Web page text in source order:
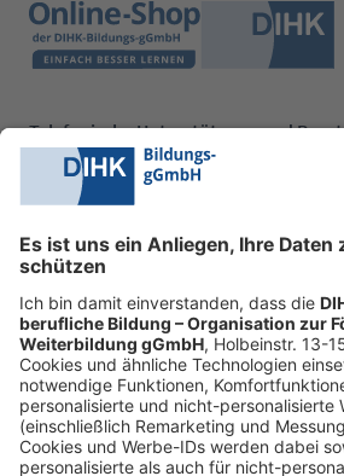
Telefonische Unterstützung und
0228 6205 205
Fr.:
09:00-14:00 Uhr
shop@dihk-bildung.shop
Vertrag widerrufen
Zahlungsarten